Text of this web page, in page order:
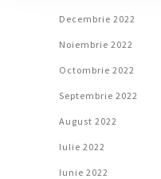
Decembrie 2022
Noiembrie 2022
Octombrie 2022
Septembrie 2022
August 2022
Iulie 2022
Iunie 2022